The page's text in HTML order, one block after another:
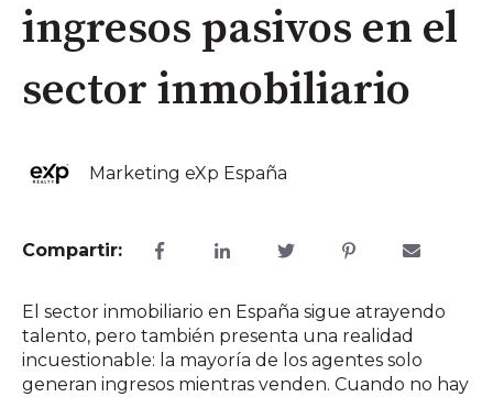
ingresos pasivos en el
sector inmobiliario
Marketing eXp España
Compartir:
El sector inmobiliario en España sigue atrayendo
talento, pero también presenta una realidad
incuestionable: la mayoría de los agentes solo
generan ingresos mientras venden. Cuando no hay